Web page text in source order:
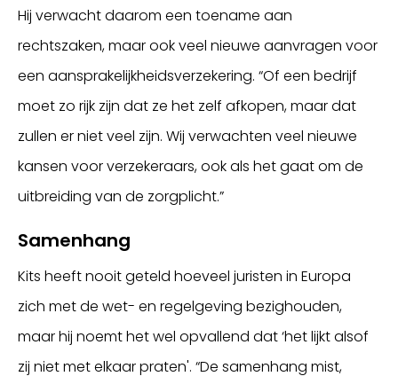
Hij verwacht daarom een toename aan
rechtszaken, maar ook veel nieuwe aanvragen voor
een aansprakelijkheidsverzekering. “Of een bedrijf
moet zo rijk zijn dat ze het zelf afkopen, maar dat
zullen er niet veel zijn. Wij verwachten veel nieuwe
kansen voor verzekeraars, ook als het gaat om de
uitbreiding van de zorgplicht.”
Samenhang
Kits heeft nooit geteld hoeveel juristen in Europa
zich met de wet- en regelgeving bezighouden,
maar hij noemt het wel opvallend dat ‘het lijkt alsof
zij niet met elkaar praten'. “De samenhang mist,